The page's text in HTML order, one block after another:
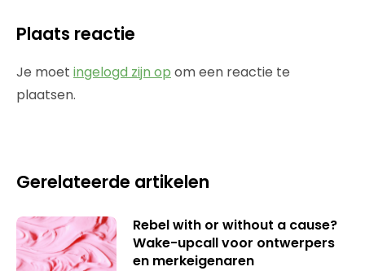
Plaats reactie
Je moet ingelogd zijn op om een reactie te
plaatsen.
Gerelateerde artikelen
Rebel with or without a cause?
Wake-upcall voor ontwerpers
en merkeigenaren